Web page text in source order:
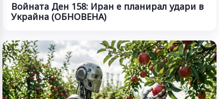
Войната Ден 158: Иран е планирал удари в
Украйна (ОБНОВЕНА)